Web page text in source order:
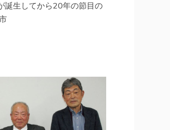
誕生してから20年の節目の